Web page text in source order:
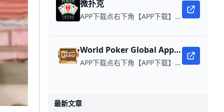
微扑克
APP下载点右下角【APP下载】联系客服 每日更新可用链接 微扑克 WPK真人在线约局，领WPK钻石。
World Poker Global App全球微扑克
APP下载点右下角【APP下载】联系客服 每日更新可用链接 在线玩扑克，赢取真钱。
最新文章